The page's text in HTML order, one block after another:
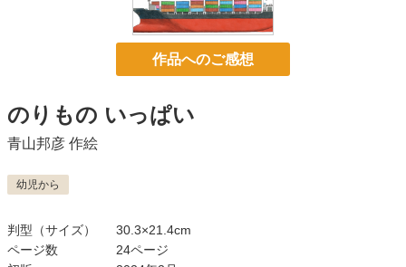
作品へのご感想
のりもの いっぱい
青山邦彦 作絵
幼児から
判型（サイズ）
30.3×21.4cm
ページ数
24ページ